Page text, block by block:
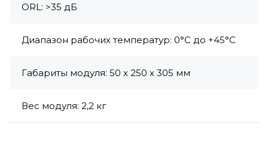
ORL: >35 дБ
Диапазон рабочих температур: 0°С до +45°С
Габариты модуля: 50 х 250 х 305 мм
Вес модуля: 2,2 кг